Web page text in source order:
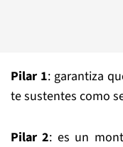
Pilar 1: garantiza
te sustentes como
Pilar 2: es un